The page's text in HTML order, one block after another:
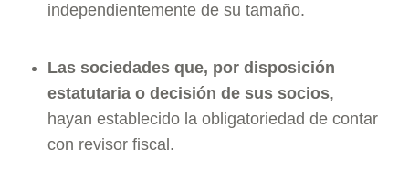
independientemente de su tamaño.
Las sociedades que, por disposición
estatutaria o decisión de sus socios,
hayan establecido la obligatoriedad de contar
con revisor fiscal.